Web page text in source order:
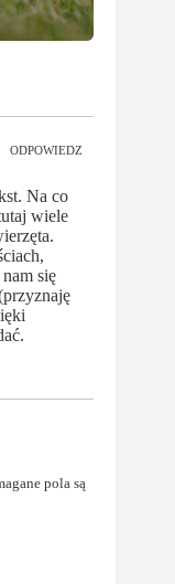
ODPOWIEDZ
Na co
wiele
się
pola są